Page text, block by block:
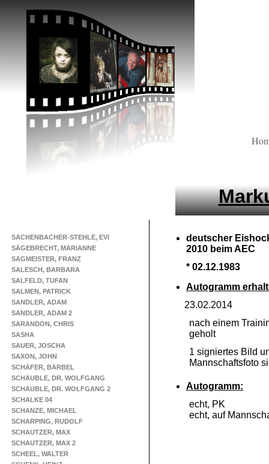
SACHENBACHER-STEHLE, EVI
SÄGEBRECHT, MARIANNE
SAGMEISTER, FRANZ
SALESCH, BARBARA
SALFELD, TUFAN
SALMEN, PATRICK
SANDLER, ADAM
SANDLER, ADAM 2
SARANDON, CHRIS
SASHA
SAUER, JOSCHA
SAXON, JOHN
SCHÄFER, BÄRBEL
SCHÄUBLE, DR. WOLFGANG
SCHÄUBLE, DR. WOLFGANG 2
SCHALKE 04
SCHANZE, MICHAEL
SCHARPING, RUDOLF
SCHAUTZER, MAX
SCHAUTZER, MAX 2
SCHEEL, WALTER
deutscher
2010 beim AEC
* 02.12.1983
Autogramm
23.02.2014
nach einem
geholt
1 signiertes Bild
Mannschaftsfoto
Autogramm:
echt, PK
echt, auf